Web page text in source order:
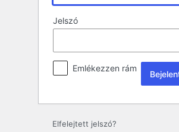
Jelszó
Emlékezzen rám
Elfelejtett jelszó?